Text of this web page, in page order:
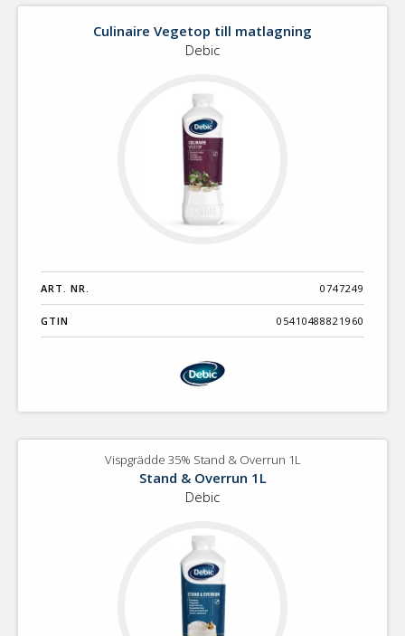
Culinaire Vegetop till matlagning
Debic
ART. NR. 0747249
GTIN 05410488821960
Vispgrädde 35% Stand & Overrun 1L
Stand & Overrun 1L
Debic